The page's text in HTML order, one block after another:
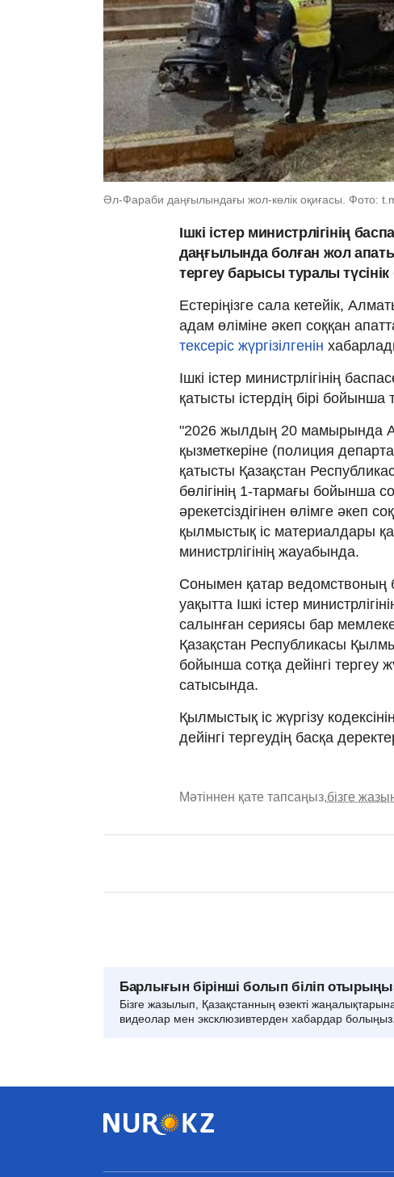
Әл-Фараби даңғылындағы жол-көлік оқиғасы. Фото:
Ішкі істер министрлігінің
даңғылында болған жол
тергеу барысы туралы
Естеріңізге сала кетейік,
адам өліміне әкеп соққан
тексеріс жүргізілгенін
Ішкі істер министрлігінің
қатысты істердің бірі бойынша
"2026 жылдың 20 мамырында
қызметкеріне (полиция
қатысты Қазақстан
бөлігінің 1-тармағы бойынша
әрекетсіздігінен өлімге әкеп
қылмыстық іс материалдары
министрлігінің жауабында.
Сонымен қатар ведомствоның
уақытта Ішкі істер
салынған сериясы бар
Қазақстан Республикасы
бойынша сотқа дейінгі тергеу
сатысында.
Қылмыстық іс жүргізу
дейінгі тергеудің басқа
Мәтіннен қате тапсаңыз,бізге
Барлығын бірінші болып біліп
Бізге жазылып, Қазақстанның өзекті
видеолар мен эксклюзивтерден хабардар болыңыз.